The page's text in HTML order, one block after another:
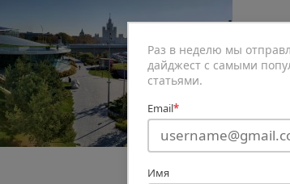
Раз в неделю мы
дайджест с самыми
статьями.
Email*
Имя